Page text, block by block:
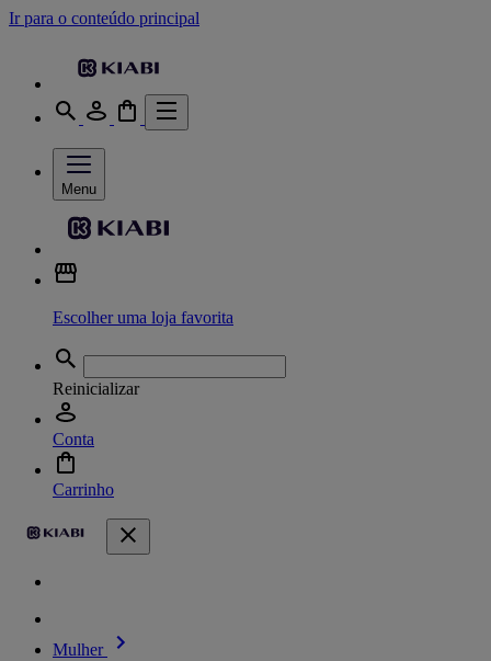
Ir para o conteúdo principal
Menu
Escolher uma loja favorita
Reinicializar
Conta
Carrinho
Mulher